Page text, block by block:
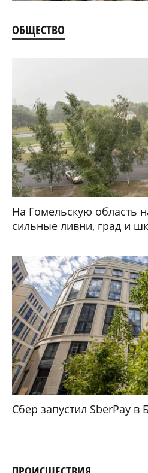
ОБЩЕСТВО
На Гомельскую область
сильные ливни, град и
Сбер запустил SberPay в